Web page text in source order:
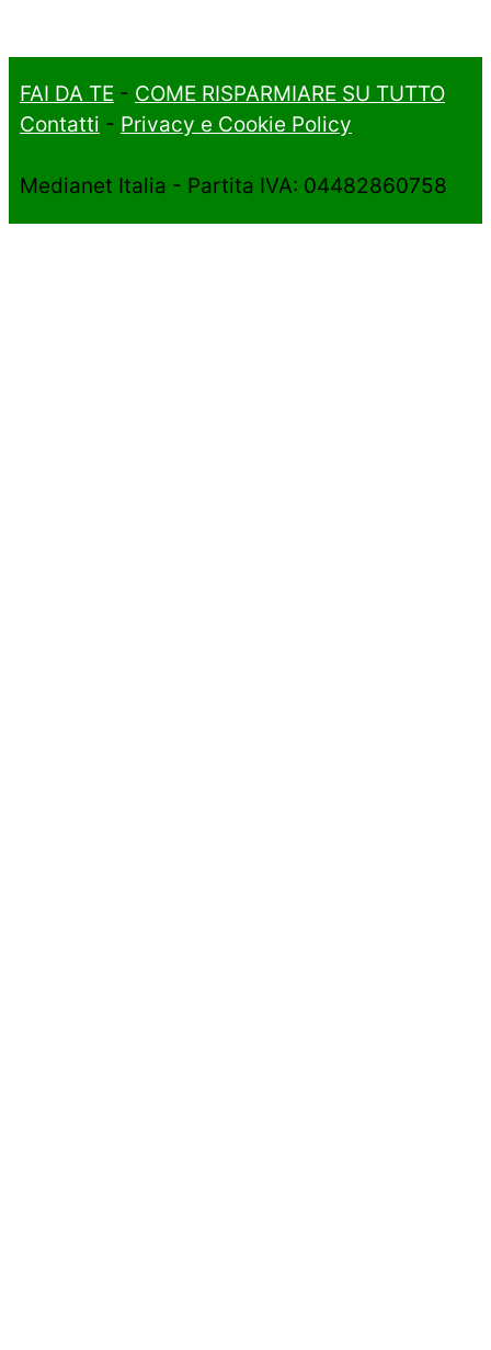
FAI DA TE - COME RISPARMIARE SU TUTTO
Contatti - Privacy e Cookie Policy
Medianet Italia - Partita IVA: 04482860758